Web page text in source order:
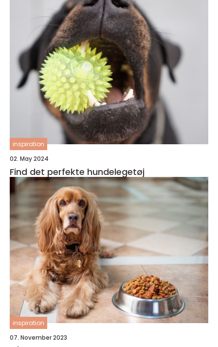
inspiration
02. May 2024
Find det perfekte hundelegetøj
inspiration
07. November 2023